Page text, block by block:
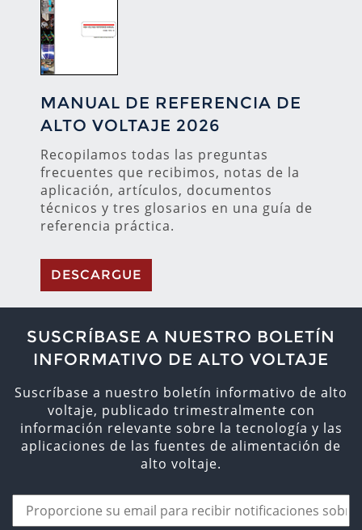
MANUAL DE REFERENCIA DE
ALTO VOLTAJE 2026
Recopilamos todas las preguntas
frecuentes que recibimos, notas de la
aplicación, artículos, documentos
técnicos y tres glosarios en una guía de
referencia práctica.
DESCARGUE
SUSCRÍBASE A NUESTRO BOLETÍN
INFORMATIVO DE ALTO VOLTAJE
Suscríbase a nuestro boletín informativo de alto
voltaje, publicado trimestralmente con
información relevante sobre la tecnología y las
aplicaciones de las fuentes de alimentación de
alto voltaje.